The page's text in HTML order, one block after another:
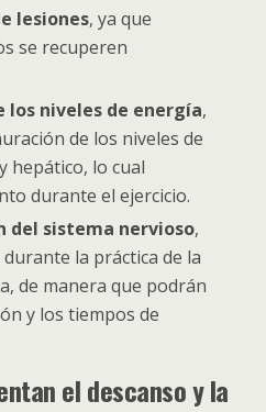
lesiones, ya que
se recuperen
los niveles de energía,
de los niveles de
hepático, lo cual
durante el ejercicio.
del sistema nervioso,
la práctica de la
de manera que podrán
y los tiempos de
el descanso y la